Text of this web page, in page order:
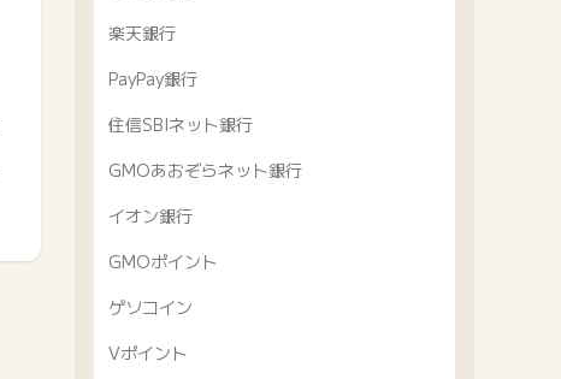
楽天銀行
PayPay銀行
住信SBIネット銀行
GMOあおぞらネット銀行
イオン銀行
GMOポイント
ゲソコイン
Vポイント